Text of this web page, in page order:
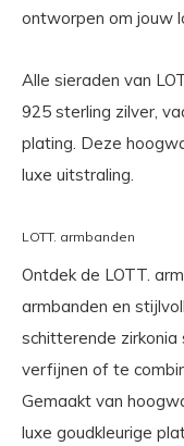
ontworpen om jouw
Alle sieraden van
925 sterling zilver,
plating. Deze
luxe uitstraling.
LOTT. armbanden
Ontdek de LOTT.
armbanden en
schitterende
verfijnen of te
Gemaakt van
luxe goudkleurige